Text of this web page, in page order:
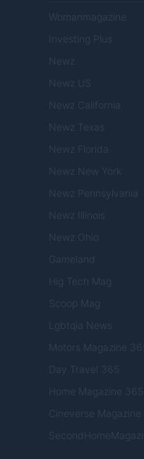
Womanmagazine
Investing Plus
Newz
Newz US
Newz California
Newz Texas
Newz Florida
Newz New York
Newz Pennsylvania
Newz Illinois
Newz Ohio
Gameland
Hig Tech Mag
Scoop Mag
Lgbtqia News
Motors Magazine
Day Travel 365
Home Magazine 365
Cineverse Magazine